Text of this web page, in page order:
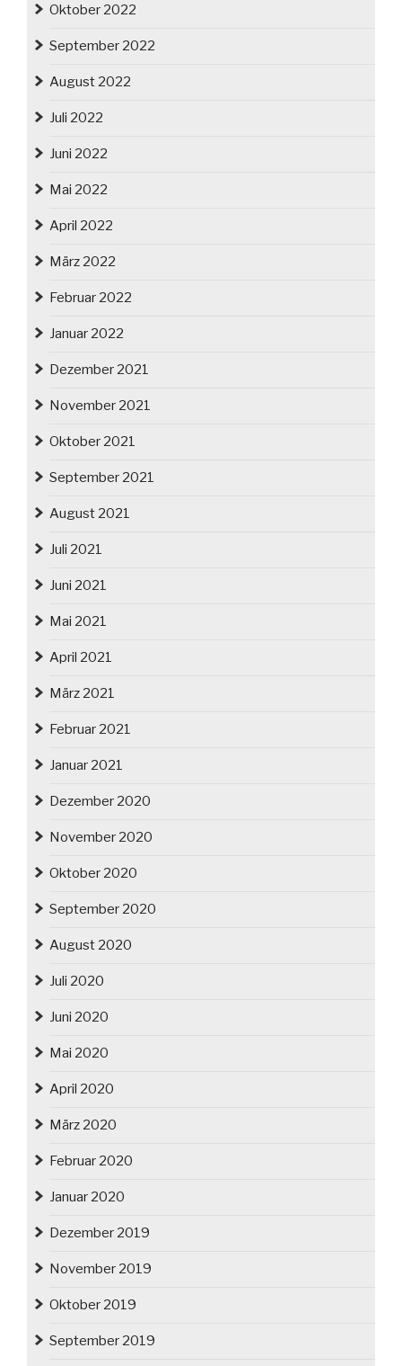
Oktober 2022
September 2022
August 2022
Juli 2022
Juni 2022
Mai 2022
April 2022
März 2022
Februar 2022
Januar 2022
Dezember 2021
November 2021
Oktober 2021
September 2021
August 2021
Juli 2021
Juni 2021
Mai 2021
April 2021
März 2021
Februar 2021
Januar 2021
Dezember 2020
November 2020
Oktober 2020
September 2020
August 2020
Juli 2020
Juni 2020
Mai 2020
April 2020
März 2020
Februar 2020
Januar 2020
Dezember 2019
November 2019
Oktober 2019
September 2019